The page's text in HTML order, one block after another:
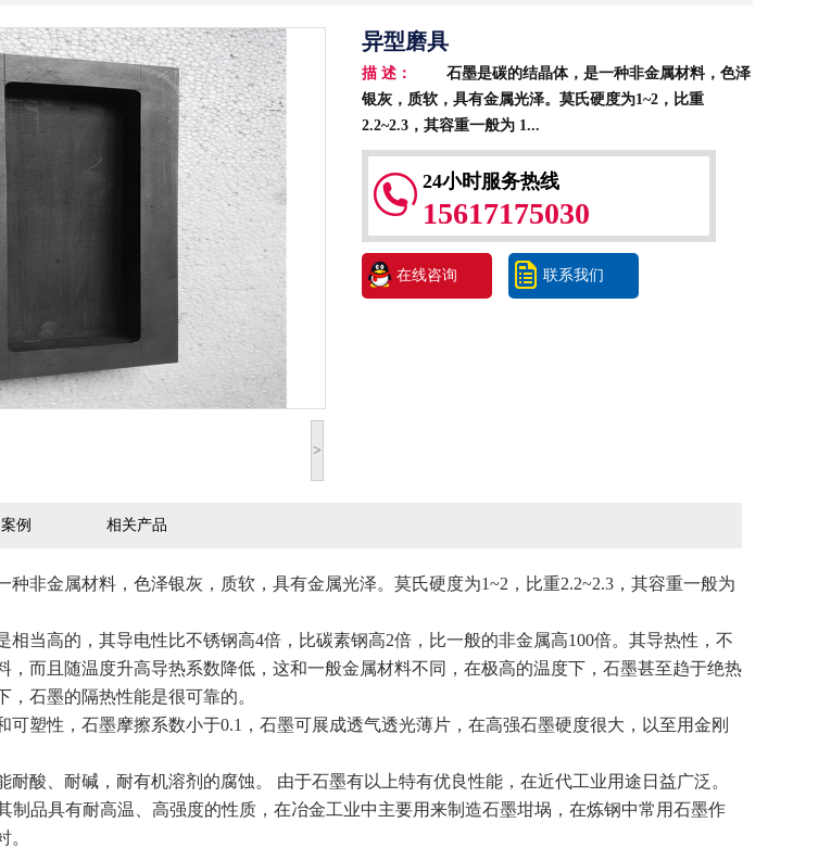
>
异型磨具
描 述：
石墨是碳的结晶体，是一种非金属材料，色泽
银灰，质软，具有金属光泽。莫氏硬度为1~2，比重
2.2~2.3，其容重一般为 1...
24小时服务热线
15617175030
在线咨询 联系我们
例 相关产品
金属材料，色泽银灰，质软，具有金属光泽。莫氏硬度为1~2，比重2.2~2.3，其容重一般为
当高的，其导电性比不锈钢高4倍，比碳素钢高2倍，比一般的非金属高100倍。其导热性，不
，而且随温度升高导热系数降低，这和一般金属材料不同，在极高的温度下，石墨甚至趋于绝热
石墨的隔热性能是很可靠的。
塑性，石墨摩擦系数小于0.1，石墨可展成透气透光薄片，在高强石墨硬度很大，以至用金刚
、耐碱，耐有机溶剂的腐蚀。 由于石墨有以上特有优良性能，在近代工业用途日益广泛。
制品具有耐高温、高强度的性质，在冶金工业中主要用来制造石墨坩埚，在炼钢中常用石墨作
。